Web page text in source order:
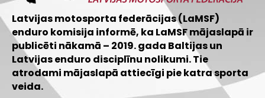
Latvijas motosporta federācijas (LaMSF)
enduro komisija informē, ka LaMSF mājaslapā ir
publicēti nākamā – 2019. gada Baltijas un
Latvijas enduro disciplīnu nolikumi. Tie
atrodami mājaslapā attiecīgi pie katra sporta
veida.